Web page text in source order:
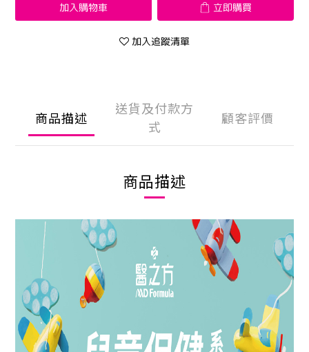
加入購物車 立即購買
加入追蹤清單
商品描述
送貨及付款方
式
顧客評價
商品描述